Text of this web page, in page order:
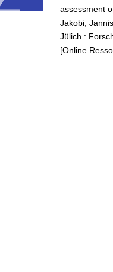
assessment
Jakobi,
Jülich :
[Online